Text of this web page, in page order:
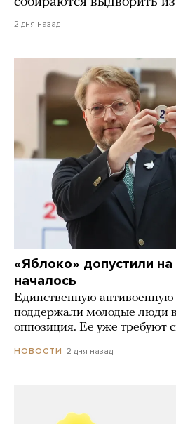
2 дня назад
«Яблоко» допустили
началось
Единственную
поддержали молодые люди в
оппозиция. Ее уже требуют
НОВОСТИ 2 дня назад